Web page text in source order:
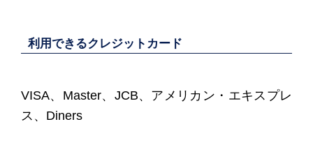
利用できるクレジットカード
VISA、Master、JCB、アメリカン・エキスプレ
ス、Diners